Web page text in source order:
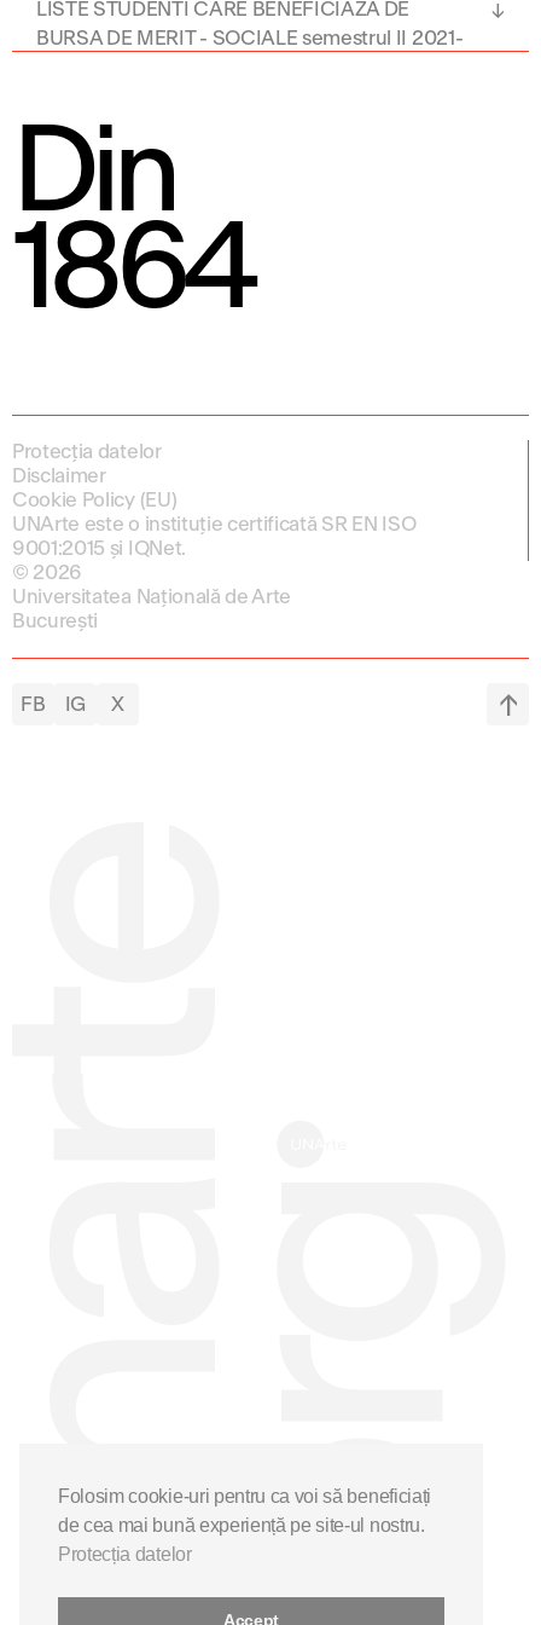
LISTE STUDENTI CARE BENEFICIAZA DE
BURSA DE MERIT - SOCIALE semestrul II 2021-
Din
1864
Protecția datelor
Disclaimer
Cookie Policy (EU)
UNArte este o instituție certificată SR EN ISO
9001:2015 și IQNet.
© 2026
Universitatea Națională de Arte
București
FB IG X
Folosim cookie-uri pentru ca voi să beneficiați
de cea mai bună experiență pe site-ul nostru.
Protecția datelor
Accept